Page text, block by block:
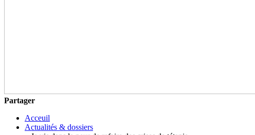
Partager
Acceuil
Actualités & dossiers